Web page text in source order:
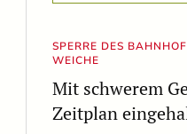
SPERRE DES
EICHE
Mit schwerem
Zeitplan